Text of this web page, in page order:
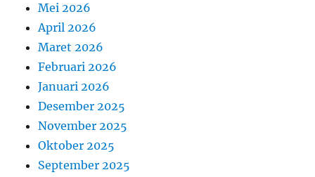
Mei 2026
April 2026
Maret 2026
Februari 2026
Januari 2026
Desember 2025
November 2025
Oktober 2025
September 2025